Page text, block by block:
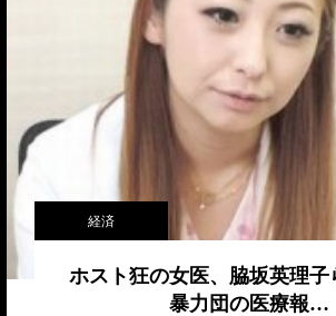
経済
ホスト狂の女医、脇坂英理子
暴力団の医療報…